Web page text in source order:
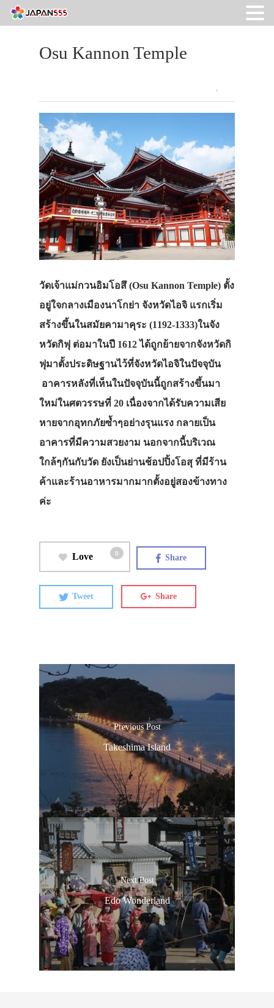
Osu Kannon Temple
วัดเจ้าแม่กวนอิมโอสึ (Osu Kannon Temple) ตั้ง
อยู่ใจกลางเมืองนาโกย่า จังหวัดไอจิ แรกเริ่ม
สร้างขึ้นในสมัยคามาคุระ (1192-1333)ในจัง
หวัดกิฟุ ต่อมาในปี 1612 ได้ถูกย้ายจากจังหวัดกิ
ฟุมาตั้งประดิษฐานไว้ที่จังหวัดไอจิในปัจจุบัน
อาคารหลังที่เห็นในปัจจุบันนี้ถูกสร้างขึ้นมา
ใหม่ในศตวรรษที่ 20 เนื่องจากได้รับความเสีย
หายจากอุทกภัยซ้ำๆอย่างรุนแรง กลายเป็น
อาคารที่มีความสวยงาม นอกจากนี้บริเวณ
ใกล้ๆกันกับวัด ยังเป็นย่านช้อปปิ้งโอสุ ที่มีร้าน
ค้าและร้านอาหารมากมากตั้งอยู่สองข้างทาง
ค่ะ
Love 0 Share
Tweet Share
Previous Post
Takeshima Island
Next Post
Edo Wonderland